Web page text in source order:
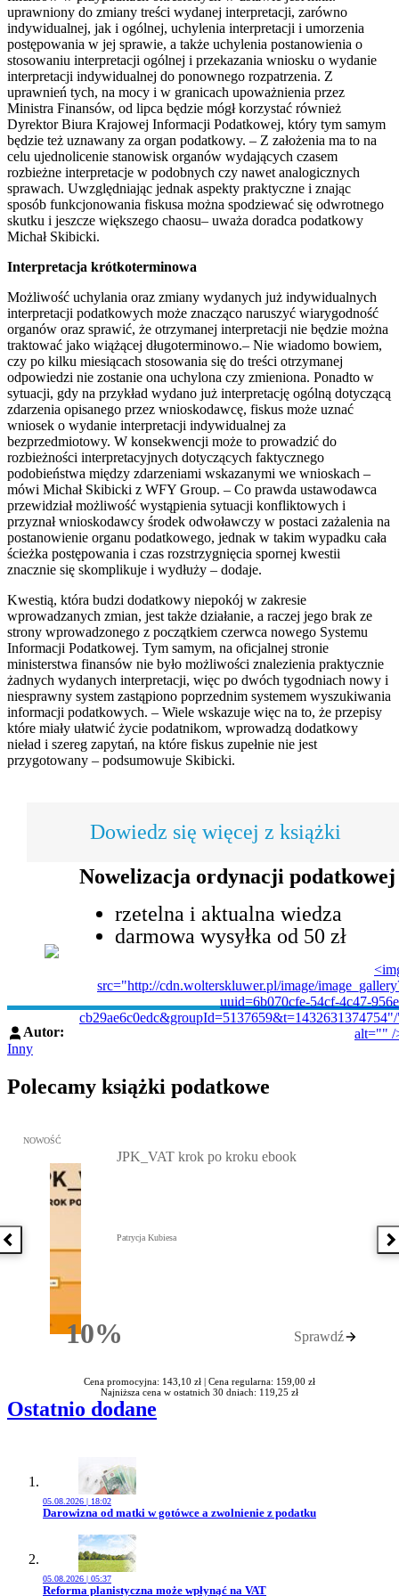
uprawniony do zmiany treści wydanej interpretacji, zarówno
indywidualnej, jak i ogólnej, uchylenia interpretacji i umorzenia
postępowania w jej sprawie, a także uchylenia postanowienia o
stosowaniu interpretacji ogólnej i przekazania wniosku o wydanie
interpretacji indywidualnej do ponownego rozpatrzenia. Z
uprawnień tych, na mocy i w granicach upoważnienia przez
Ministra Finansów, od lipca będzie mógł korzystać również
Dyrektor Biura Krajowej Informacji Podatkowej, który tym samym
będzie też uznawany za organ podatkowy. – Z założenia ma to na
celu ujednolicenie stanowisk organów wydających czasem
rozbieżne interpretacje w podobnych czy nawet analogicznych
sprawach. Uwzględniając jednak aspekty praktyczne i znając
sposób funkcjonowania fiskusa można spodziewać się odwrotnego
skutku i jeszcze większego chaosu– uważa doradca podatkowy
Michał Skibicki.
Interpretacja krótkoterminowa
Możliwość uchylania oraz zmiany wydanych już indywidualnych
interpretacji podatkowych może znacząco naruszyć wiarygodność
organów oraz sprawić, że otrzymanej interpretacji nie będzie można
traktować jako wiążącej długoterminowo.– Nie wiadomo bowiem,
czy po kilku miesiącach stosowania się do treści otrzymanej
odpowiedzi nie zostanie ona uchylona czy zmieniona. Ponadto w
sytuacji, gdy na przykład wydano już interpretację ogólną dotyczącą
zdarzenia opisanego przez wnioskodawcę, fiskus może uznać
wniosek o wydanie interpretacji indywidualnej za
bezprzedmiotowy. W konsekwencji może to prowadzić do
rozbieżności interpretacyjnych dotyczących faktycznego
podobieństwa między zdarzeniami wskazanymi we wnioskach –
mówi Michał Skibicki z WFY Group. – Co prawda ustawodawca
przewidział możliwość wystąpienia sytuacji konfliktowych i
przyznał wnioskodawcy środek odwoławczy w postaci zażalenia na
postanowienie organu podatkowego, jednak w takim wypadku cała
ścieżka postępowania i czas rozstrzygnięcia spornej kwestii
znacznie się skomplikuje i wydłuży – dodaje.
Kwestią, która budzi dodatkowy niepokój w zakresie
wprowadzanych zmian, jest także działanie, a raczej jego brak ze
strony wprowadzonego z początkiem czerwca nowego Systemu
Informacji Podatkowej. Tym samym, na oficjalnej stronie
ministerstwa finansów nie było możliwości znalezienia praktycznie
żadnych wydanych interpretacji, więc po dwóch tygodniach nowy i
niesprawny system zastąpiono poprzednim systemem wyszukiwania
informacji podatkowych. – Wiele wskazuje więc na to, że przepisy
które miały ułatwić życie podatnikom, wprowadzą dodatkowy
nieład i szereg zapytań, na które fiskus zupełnie nie jest
przygotowany – podsumowuje Skibicki.
Dowiedz się więcej z książki
Nowelizacja ordynacji podatkowej
rzetelna i aktualna wiedza
darmowa wysyłka od 50 zł
src="http://cdn.wolterskluwer.pl/image/
uuid=6b070cfe-54cf-4c47-
alt="" /
Autor:
Inny
Polecamy książki podatkowe
Poprzednia książka
Przejdź do: JPK_VAT krok po kroku ebook, Patrycja Kubiesa -
NOWOŚĆ
10%Rabatu
JPK_VAT krok po kroku ebook
Patrycja Kubiesa
Sprawdź
Cena promocyjna: 143,10 zł | Cena regularna: 159,00 zł
Najniższa cena w ostatnich 30 dniach: 119,25 zł
Ostatnio dodane
05.08.2026 | 18:02
Przejdź do artykułu:
Darowizna od matki w gotówce a zwolnienie z podatku
05.08.2026 | 05:37
Przejdź do artykułu:
Reforma planistyczna może wpłynąć na VAT